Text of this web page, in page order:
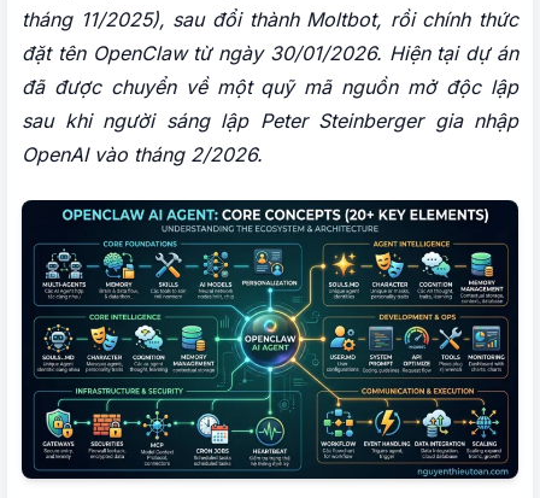
5. Gateway – cổng kết nối trung tâm
6. Communication Channels – kênh giao tiếp
7. Workspace – không gian làm việc của Agent
8. SOUL.md – linh hồn và tính cách của Agent
10. AGENT.md – quy trình làm việc của Agent
11. TOOL.md – ghi chú sử dụng công cụ
12. Skills – kỹ năng chuyên biệt của Agent
13. Plugins – mở rộng bằng code
14. MCP – giao thức kết nối công cụ chuẩn
15. Multi-Agent và Sub-Agent – đội ngũ AI
Agent
tháng 11/2025), sau đổi thành Moltbot, rồi chính thức
đặt tên OpenClaw từ ngày 30/01/2026. Hiện tại dự án
đã được chuyển về một quỹ mã nguồn mở độc lập
sau khi người sáng lập Peter Steinberger gia nhập
OpenAI vào tháng 2/2026.